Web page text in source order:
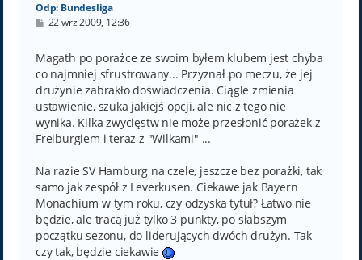
Odp: Bundesliga
P
t
22 wrz 2009, 12:36
Magath po porażce ze swoim byłem klubem jest chyba
co najmniej sfrustrowany... Przyznał po meczu, że jej
drużynie zabrakło doświadczenia. Ciągle zmienia
ustawienie, szuka jakiejś opcji, ale nic z tego nie
wynika. Kilka zwycięstw nie może przesłonić porażek z
Freiburgiem i teraz z "Wilkami" ...
Na razie SV Hamburg na czele, jeszcze bez porażki, tak
samo jak zespół z Leverkusen. Ciekawe jak Bayern
Monachium w tym roku, czy odzyska tytuł? Łatwo nie
będzie, ale tracą już tylko 3 punkty, po słabszym
początku sezonu, do liderujących dwóch drużyn. Tak
czy tak, będzie ciekawie